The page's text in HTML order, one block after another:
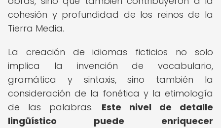
cohesión y profundidad de los reinos de la
Tierra Media.
La creación de idiomas ficticios no solo
implica la invención de vocabulario,
gramática y sintaxis, sino también la
consideración de la fonética y la etimología
de las palabras. Este nivel de detalle
lingüístico puede enriquecer